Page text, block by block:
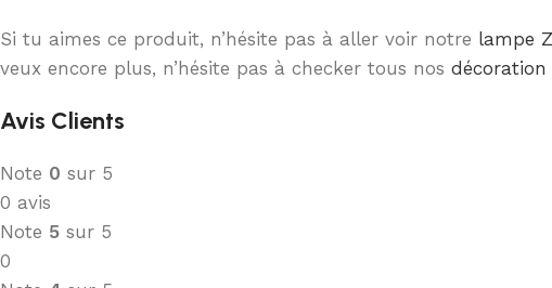
Si tu aimes ce produit, n’hésite pas à aller voir notre lampe
veux encore plus, n’hésite pas à checker tous nos décoration
Avis Clients
Note 0 sur 5
0 avis
Note 5 sur 5
0